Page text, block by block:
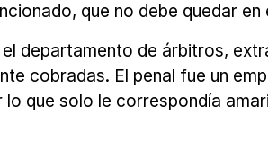
que no debe quedar
departamento de árbitros,
cobradas. El penal fue un
lo que solo le correspondía